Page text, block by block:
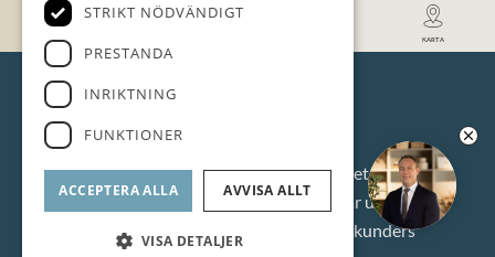
Jag samtycker till behandling av mina personuppgifter enligt ROI
integritetspolicy
FAKTA KARTA
Vi är ett klassiskt fastighetsmäklarföretag med
inställningen att varje enskild bostad är unik. Vår
ambition är att alltid överträffa våra kunders
STRIKT NÖDVÄNDIGT
PRESTANDA
INRIKTNING
FUNKTIONER
ACCEPTERA ALLA AVVISA ALLT
VISA DETALJER